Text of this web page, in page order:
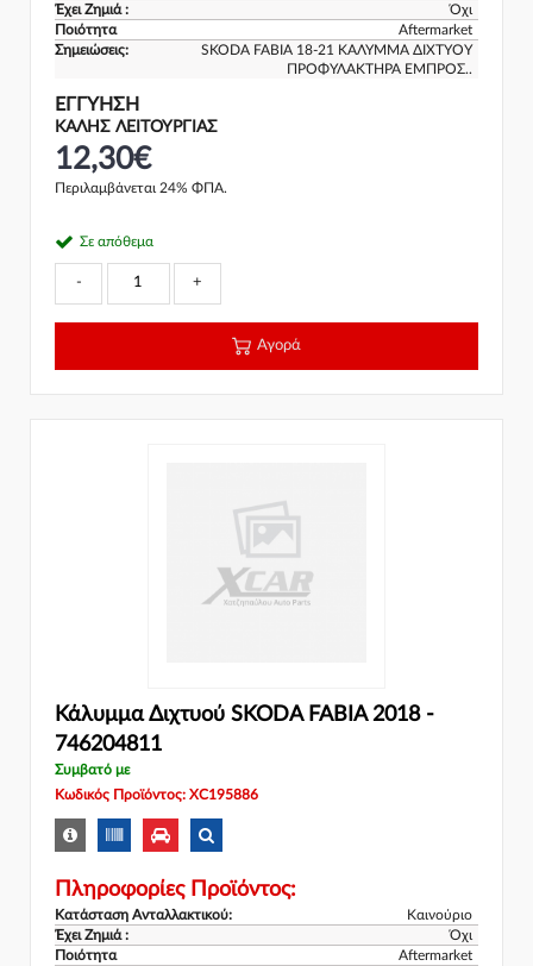
Έχει Ζημιά :
Όχι
Ποιότητα
Aftermarket
Σημειώσεις:
SKODA FABIA 18-21 ΚΑΛΥΜΜΑ ΔΙΧΤΥΟΥ
ΠΡΟΦΥΛΑΚΤΗΡΑ ΕΜΠΡΟΣ..
ΕΓΓΎΗΣΗ
ΚΑΛΗΣ ΛΕΙΤΟΥΡΓΙΑΣ
12,30€
Περιλαμβάνεται 24% ΦΠΑ.
Σε απόθεμα
- +
Αγορά
Κάλυμμα Διχτυού SKODA FABIA 2018 -
746204811
Συμβατό με
Κωδικός Προϊόντος: XC195886
Πληροφορίες Προϊόντος:
Κατάσταση Ανταλλακτικού:
Καινούριο
Έχει Ζημιά :
Όχι
Ποιότητα
Aftermarket